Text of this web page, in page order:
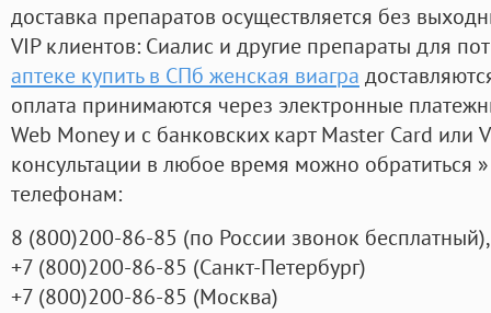
доставка препаратов осуществляется без
VIP клиентов: Сиалис и другие препараты для
аптеке купить в СПб женская виагра
оплата принимаются через электронные
Web Money и с банковских карт Master Card или
консультации в любое время можно обратиться
телефонам:
8 (800)200-86-85 (по России звонок бесплатный),
+7 (800)200-86-85 (Санкт-Петербург)
+7 (800)200-86-85 (Москва)